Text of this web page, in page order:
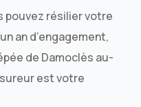
pouvez résilier votre
an d’engagement,
de Damoclès au-
est votre